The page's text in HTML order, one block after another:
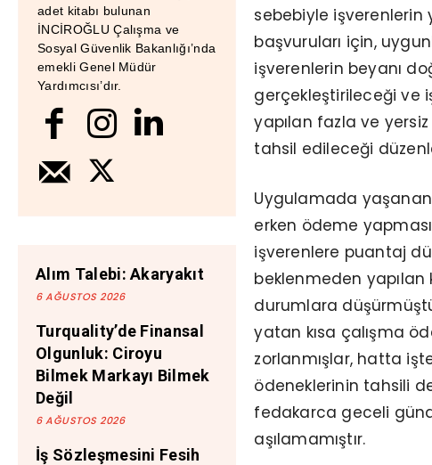
adet kitabı bulunan
İNCİROĞLU Çalışma ve
Sosyal Güvenlik Bakanlığı’nda
emekli Genel Müdür
Yardımcısı’dır.
Alım Talebi: Akaryakıt
6 AĞUSTOS 2026
Turquality’de Finansal
Olgunluk: Ciroyu
Bilmek Markayı Bilmek
Değil
6 AĞUSTOS 2026
İş Sözleşmesini Fesih
sebebiyle işverenlerin
başvuruları için,
işverenlerin beyanı
gerçekleştirileceği ve
yapılan fazla ve
tahsil edileceği
Uygulamada
erken ödeme
işverenlere puantaj
beklenmeden
durumlara
yatan kısa çalışma
zorlanmışlar, hatta
ödeneklerinin tahsili
fedakarca geceli
aşılamamıştır.